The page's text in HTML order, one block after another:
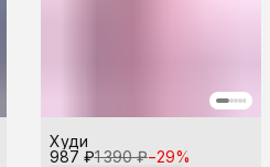
987 ₽1 390 ₽−29%
Худи